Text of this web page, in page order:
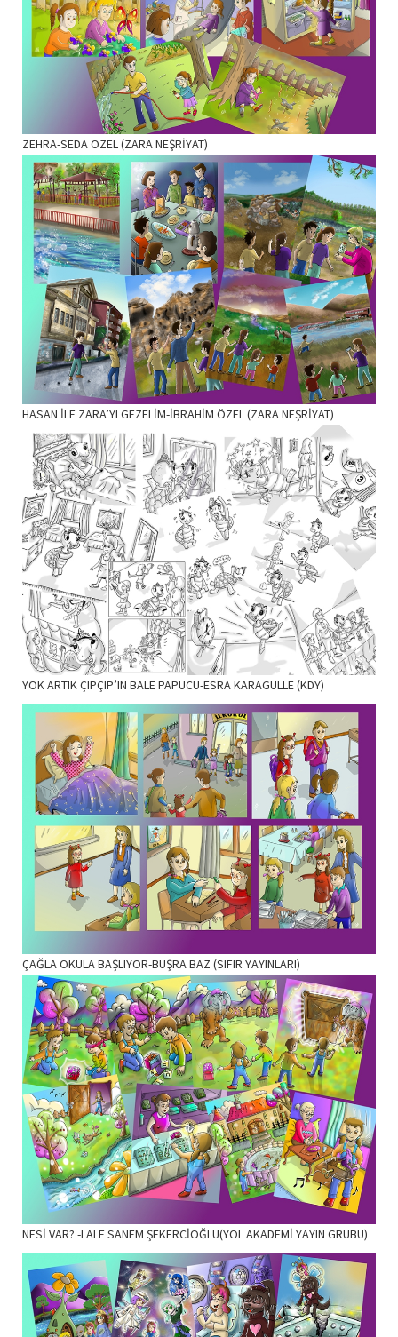
ZEHRA-SEDA ÖZEL (ZARA NEŞRİYAT)
HASAN İLE ZARA’YI GEZELİM-İBRAHİM ÖZEL (ZARA NEŞRİYAT)
YOK ARTIK ÇIPÇIP’IN BALE PAPUCU-ESRA KARAGÜLLE (KDY)
ÇAĞLA OKULA BAŞLIYOR-BÜŞRA BAZ (SIFIR YAYINLARI)
NESİ VAR? -LALE SANEM ŞEKERCİOĞLU(YOL AKADEMİ YAYIN GRUBU)